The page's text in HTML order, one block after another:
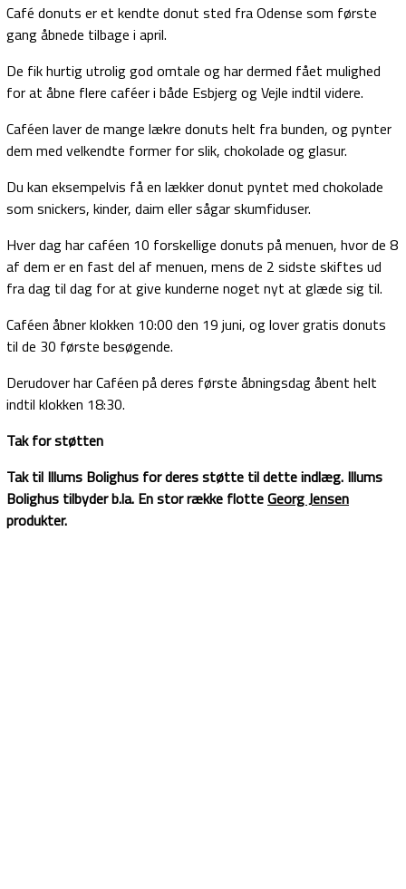
Café donuts er et kendte donut sted fra Odense som første
gang åbnede tilbage i april.
De fik hurtig utrolig god omtale og har dermed fået mulighed
for at åbne flere caféer i både Esbjerg og Vejle indtil videre.
Caféen laver de mange lækre donuts helt fra bunden, og pynter
dem med velkendte former for slik, chokolade og glasur.
Du kan eksempelvis få en lækker donut pyntet med chokolade
som snickers, kinder, daim eller sågar skumfiduser.
Hver dag har caféen 10 forskellige donuts på menuen, hvor de 8
af dem er en fast del af menuen, mens de 2 sidste skiftes ud
fra dag til dag for at give kunderne noget nyt at glæde sig til.
Caféen åbner klokken 10:00 den 19 juni, og lover gratis donuts
til de 30 første besøgende.
Derudover har Caféen på deres første åbningsdag åbent helt
indtil klokken 18:30.
Tak for støtten
Tak til Illums Bolighus for deres støtte til dette indlæg. Illums
Bolighus tilbyder b.la. En stor række flotteGeorg Jensen
produkter.